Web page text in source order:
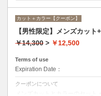
カット＋カラー【クーポン】
【男性限定】メンズカット
￥14,300 > ￥12,500
Terms of use
Expiration Date：
クーポンについて